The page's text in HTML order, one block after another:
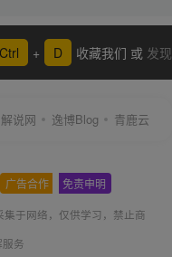
Ctrl + D 收藏我们 或 发现
解说网 逸博Blog 青鹿云
广告合作 免责申明
集于网络，仅供学习，禁止商
务